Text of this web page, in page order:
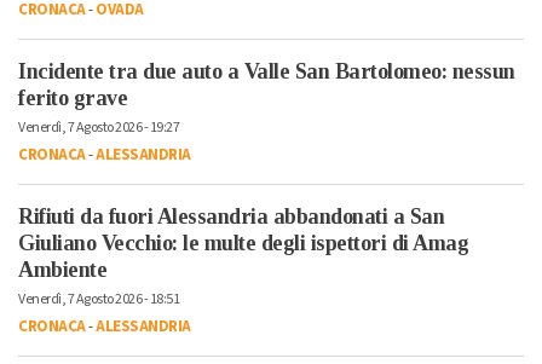
CRONACA-OVADA
Incidente tra due auto a Valle San Bartolomeo: nessun
ferito grave
Venerdì, 7 Agosto 2026 - 19:27
CRONACA-ALESSANDRIA
Rifiuti da fuori Alessandria abbandonati a San
Giuliano Vecchio: le multe degli ispettori di Amag
Ambiente
Venerdì, 7 Agosto 2026 - 18:51
CRONACA-ALESSANDRIA